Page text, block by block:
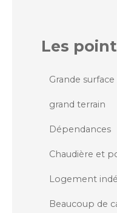
Les
Grande
grand terrain
Dépendances
Chaudière et
Logement
Beaucoup de